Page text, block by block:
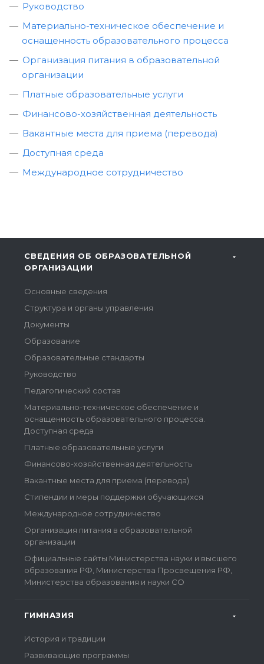
Руководство
Материально-техническое обеспечение и
оснащенность образовательного процесса
Организация питания в образовательной
организации
Платные образовательные услуги
Финансово-хозяйственная деятельность
Вакантные места для приема (перевода)
Доступная среда
Международное сотрудничество
СВЕДЕНИЯ ОБ ОБРАЗОВАТЕЛЬНОЙ
ОРГАНИЗАЦИИ
Основные сведения
Структура и органы управления
Документы
Образование
Образовательные стандарты
Руководство
Педагогический состав
Материально-техническое обеспечение и
оснащенность образовательного процесса.
Доступная среда
Платные образовательные услуги
Финансово-хозяйственная деятельность
Вакантные места для приема (перевода)
Стипендии и меры поддержки обучающихся
Международное сотрудничество
Организация питания в образовательной
организации
Официальные сайты Министерства науки и высшего
образования РФ, Министерства Просвещения РФ,
Министерства образования и науки СО
ГИМНАЗИЯ
История и традиции
Развивающие программы